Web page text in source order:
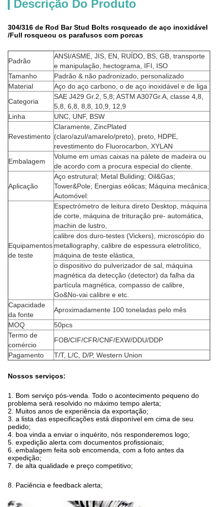
Descrição Do Produto
304/316 de Rod Bar Stud Bolts rosqueado de aço inoxidável
/Full rosqueou os parafusos com porcas
Padrão
ANSI/ASME, JIS, EN, RUÍDO, BS, GB, transporte
e manipulação, hectograma, IFI, ISO
Tamanho
Padrão & não padronizado, personalizado
Material
Aço do aço carbono, o de aço inoxidável e de liga
Categoria
SAE J429 Gr.2, 5,8; ASTM A307Gr.A, classe 4,8,
5,8, 6,8, 8,8, 10,9, 12,9
Linha
UNC, UNF, BSW
Revestimento
Claramente, ZincPlated
(claro/azul/amarelo/preto), preto, HDPE,
revestimento do Fluorocarbon, XYLAN
Embalagem
Volume em umas caixas na pálete de madeira ou
de acordo com a procura especial do cliente.
Aplicação
Aço estrutural; Metal Buliding; Oil&Gas;
Tower&Pole; Energias eólicas; Máquina mecânica;
Automóvel:
Equipamentos
de teste
Espectrómetro de leitura direto Desktop, máquina
de corte, máquina de trituração pre- automática,
machin de lustro,
calibre dos duro-testes (Vickers), microscópio do
metallography, calibre de espessura eletrolítico,
máquina de teste elástica,
o dispositivo do pulverizador de sal, máquina
magnética da detecção (detector) da falha da
partícula magnética, compasso de calibre,
Go&No-vai calibre e etc.
Capacidade
da fonte
Aproximadamente 100 toneladas pelo mês
MOQ
50pcs
Termo de
comércio
FOB/CIF/CFR/CNF/EXW/DDU/DDP
Pagamento
T/T, L/C, D/P, Western Union
Nossos serviços:
1. Bom serviço pós-venda. Todo o acontecimento pequeno do
problema será resolvido no máximo tempo alerta;
2. Muitos anos de experiência da exportação;
3. a lista das especificações está disponível em cima de seu
pedido;
4. boa vinda a enviar o inquérito, nós responderemos logo;
5. expedição alerta com documentos profissionais;
6. embalagem feita sob encomenda, com a foto antes da
expedição;
7. de alta qualidade e preço competitivo;
8. Paciência e feedback alerta;